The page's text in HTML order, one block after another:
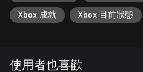
Xbox 成就 Xbox 目前狀態
使用者也喜歡